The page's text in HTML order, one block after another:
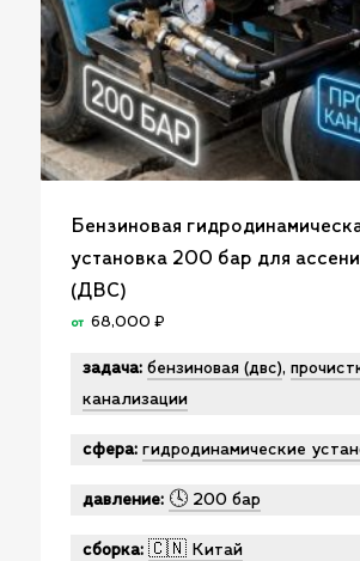
Бензиновая
установка 200 бар для
(ДВС)
от 68,000 ₽
задача: бензиновая (двс),
канализации
сфера: гидродинамические
давление: 🕓 200 бар
сборка: 🇨🇳 Китай